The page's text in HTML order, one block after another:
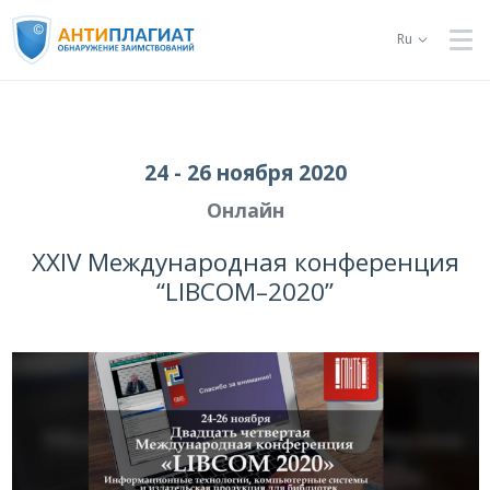
Ru
24 - 26 ноября 2020
Онлайн
XXIV Международная конференция
“LIBCOM–2020”